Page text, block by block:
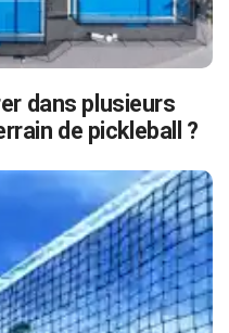
dans plusieurs
de pickleball ?